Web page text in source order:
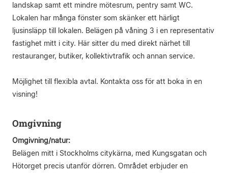
landskap samt ett mindre mötesrum, pentry samt WC.
Lokalen har många fönster som skänker ett härligt
ljusinsläpp till lokalen. Belägen på våning 3 i en representativ
fastighet mitt i city. Här sitter du med direkt närhet till
restauranger, butiker, kollektivtrafik och annan service.
Möjlighet till flexibla avtal. Kontakta oss för att boka in en
visning!
Omgivning
Omgivning/natur:
Belägen mitt i Stockholms citykärna, med Kungsgatan och
Hötorget precis utanför dörren. Området erbjuder en